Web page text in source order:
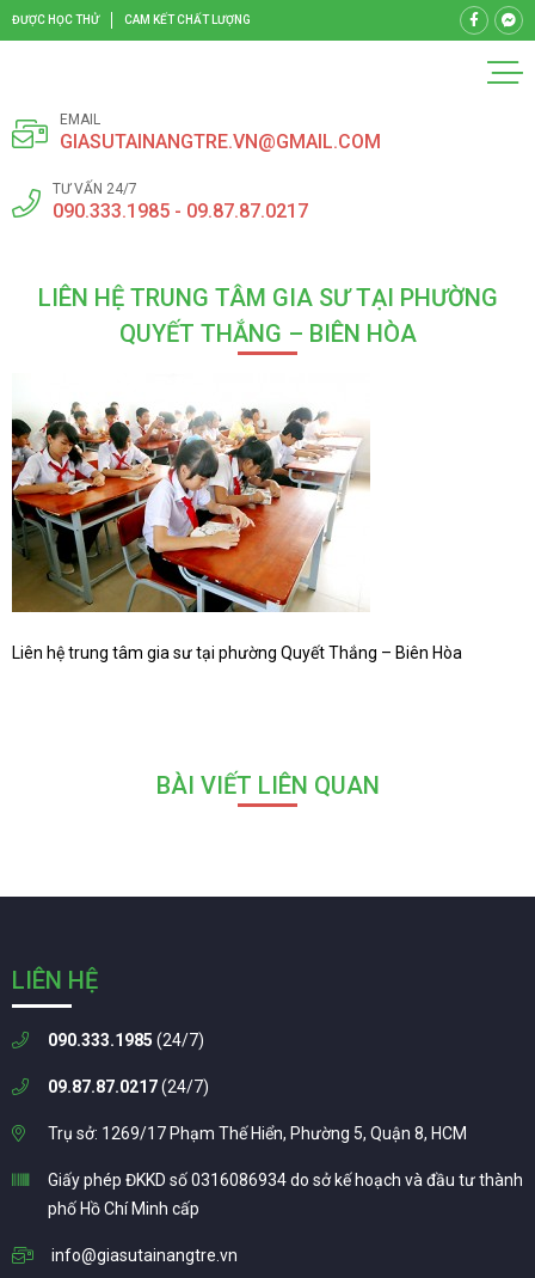
ĐƯỢC HỌC THỬ CAM KẾT CHẤT LƯỢNG
EMAIL
GIASUTAINANGTRE.VN@GMAIL.COM
TƯ VẤN 24/7
090.333.1985 - 09.87.87.0217
LIÊN HỆ TRUNG TÂM GIA SƯ TẠI PHƯỜNG
QUYẾT THẮNG – BIÊN HÒA
Liên hệ trung tâm gia sư tại phường Quyết Thắng – Biên Hòa
BÀI VIẾT LIÊN QUAN
LIÊN HỆ
090.333.1985 (24/7)
09.87.87.0217(24/7)
Trụ sở: 1269/17 Phạm Thế Hiển, Phường 5, Quận 8, HCM
Giấy phép ĐKKD số 0316086934 do sở kế hoạch và đầu tư thành
phố Hồ Chí Minh cấp
info@giasutainangtre.vn